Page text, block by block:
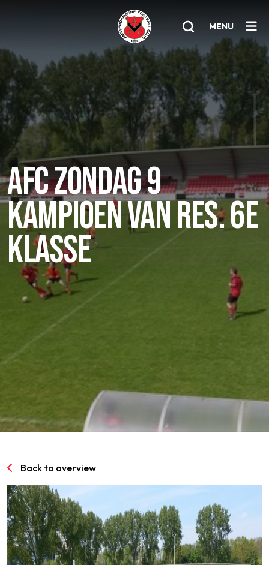
MENU
Home
AFC 1
Teams
Jeugd
Senioren
Clubinfo
Nieuwsoverzicht
Sponsoring
SPORTPARK GOED GENOEG
LIDMAATSCHAP
CONTACT
AFC ZONDAG 9
KAMPIOEN VAN RES. 6E
KLASSE
Back to overview